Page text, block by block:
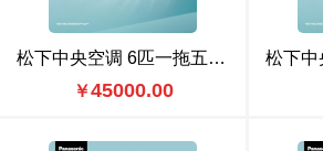
松下中央空调 6匹一拖五（CU-ME54BS6） 豪华款
￥45000.00